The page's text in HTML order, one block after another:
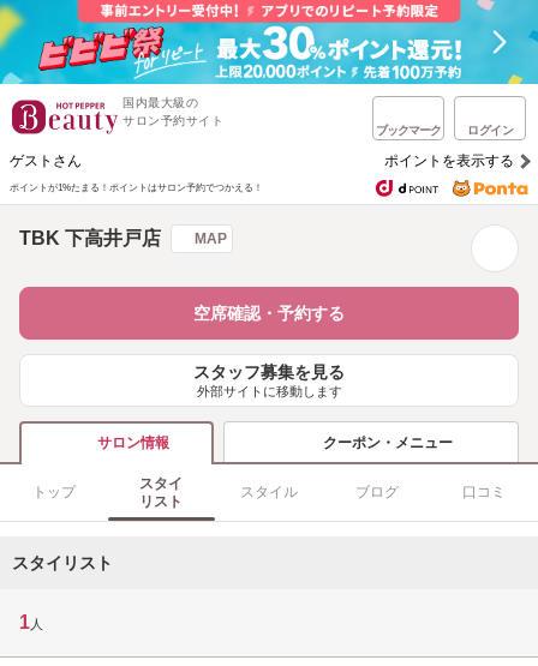
国内最大級の
サロン予約サイト
ブックマーク ログイン
ゲストさん ポイントを表示する
ポイントが1%たまる！ ポイントはサロン予約でつかえる！
TBK 下高井戸店 MAP
空席確認・予約する
スタッフ募集を見る
外部サイトに移動します
サロン情報 クーポン・メニュー
トップ
スタイ
リスト
スタイル ブログ 口コミ
スタイリスト
1 人